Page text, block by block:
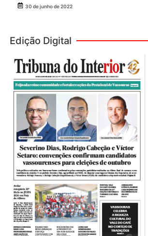
30 de junho de 2022
Edição Digital